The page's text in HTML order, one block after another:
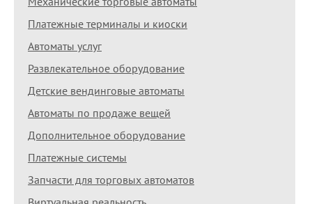
Платежные терминалы и киоски
Автоматы услуг
Развлекательное оборудование
Детские вендинговые автоматы
Автоматы по продаже вещей
Дополнительное оборудование
Платежные системы
Запчасти для торговых автоматов